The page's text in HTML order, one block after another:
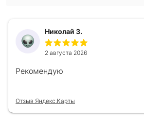
Николай З.
2 августа 2026
Рекомендую
Отзыв Яндекс.Карты